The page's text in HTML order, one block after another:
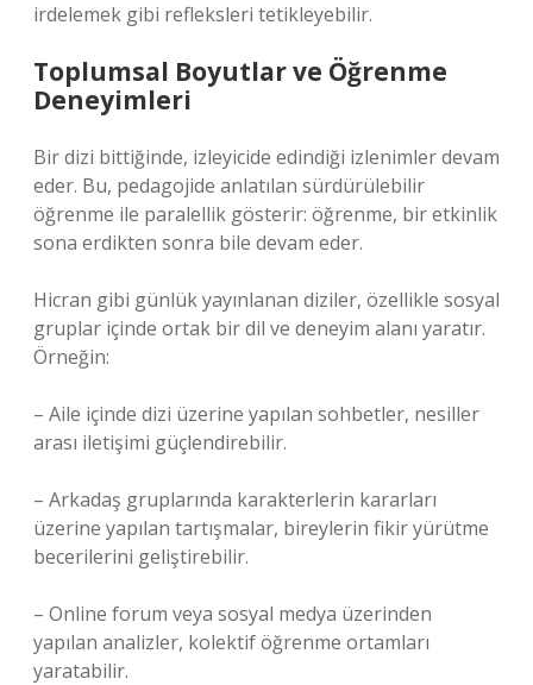
irdelemek gibi refleksleri tetikleyebilir.
Toplumsal Boyutlar ve Öğrenme
Deneyimleri
Bir dizi bittiğinde, izleyicide edindiği izlenimler devam
eder. Bu, pedagojide anlatılan sürdürülebilir
öğrenme ile paralellik gösterir: öğrenme, bir etkinlik
sona erdikten sonra bile devam eder.
Hicran gibi günlük yayınlanan diziler, özellikle sosyal
gruplar içinde ortak bir dil ve deneyim alanı yaratır.
Örneğin:
– Aile içinde dizi üzerine yapılan sohbetler, nesiller
arası iletişimi güçlendirebilir.
– Arkadaş gruplarında karakterlerin kararları
üzerine yapılan tartışmalar, bireylerin fikir yürütme
becerilerini geliştirebilir.
– Online forum veya sosyal medya üzerinden
yapılan analizler, kolektif öğrenme ortamları
yaratabilir.